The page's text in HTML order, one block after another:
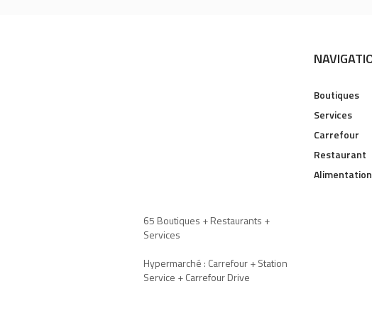
65 Boutiques + Restaurants +
Services
Hypermarché : Carrefour + Station
Service + Carrefour Drive
Boutiques
Services
Carrefour
Restaurant
Alimentation